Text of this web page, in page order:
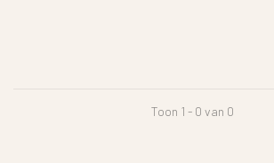
Toon 1 - 0 van 0